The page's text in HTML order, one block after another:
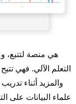
التعلم الآلي. فهي
والمزيد أثناء